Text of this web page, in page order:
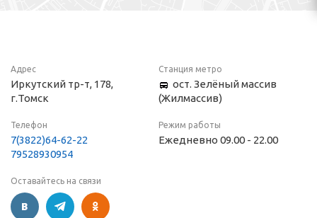
Адрес
Иркутский тр-т, 178,
г.Томск
Станция метро
ост. Зелёный массив
(Жилмассив)
Телефон
7(3822)64-62-22
79528930954
Режим работы
Ежедневно 09.00 - 22.00
Оставайтесь на связи